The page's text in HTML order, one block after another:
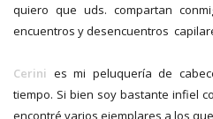
quiero que uds. compartan
encuentros y desencuentros
Cerini es mi peluquería de
tiempo. Si bien soy bastante infiel
encontré varios ejemplares a los